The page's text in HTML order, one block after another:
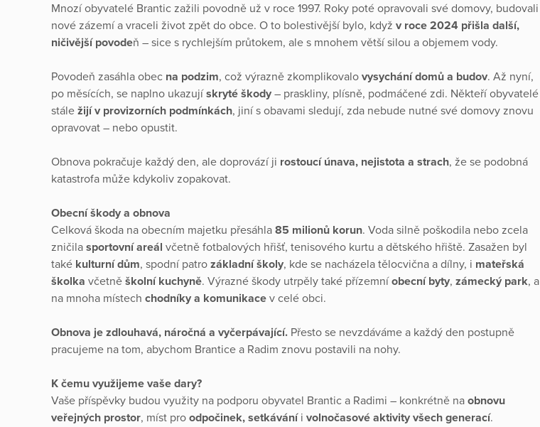
Mnozí obyvatelé Brantic zažili povodně už v roce 1997. Roky poté opravovali své domovy, budovali
nové zázemí a vraceli život zpět do obce. O to bolestivější bylo, když v roce 2024 přišla další,
ničivější povodeň – sice s rychlejším průtokem, ale s mnohem větší silou a objemem vody.
Povodeň zasáhla obec na podzim, což výrazně zkomplikovalo vysychání domů a budov. Až nyní,
po měsících, se naplno ukazujískryté škody – praskliny, plísně, podmáčené zdi. Někteří obyvatelé
stále žijí v provizorních podmínkách, jiní s obavami sledují, zda nebude nutné své domovy znovu
opravovat – nebo opustit.
Obnova pokračuje každý den, ale doprovází ji rostoucí únava, nejistota a strach, že se podobná
katastrofa může kdykoliv zopakovat.
Obecní škody a obnova
Celková škoda na obecním majetku přesáhla 85 milionů korun. Voda silně poškodila nebo zcela
zničila sportovní areál včetně fotbalových hřišť, tenisového kurtu a dětského hřiště. Zasažen byl
také kulturní dům, spodní patro základní školy, kde se nacházela tělocvična a dílny, i mateřská
školka včetně školní kuchyně. Výrazné škody utrpěly také přízemníobecní byty, zámecký park, a
na mnoha místech chodníky a komunikace v celé obci.
Obnova je zdlouhavá, náročná a vyčerpávající. Přesto se nevzdáváme a každý den postupně
pracujeme na tom, abychom Brantice a Radim znovu postavili na nohy.
K čemu využijeme vaše dary?
Vaše příspěvky budou využity na podporu obyvatel Brantic a Radimi – konkrétně na obnovu
veřejných prostor, míst pro odpočinek, setkáváníi volnočasové aktivity všech generací.